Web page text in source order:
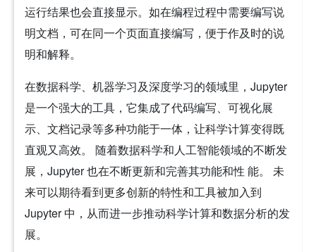
运行结果也会直接显示。如在编程过程中需要编写说
明文档，可在同一个页面直接编写，便于作及时的说
明和解释。
在数据科学、机器学习及深度学习的领域里，Jupyter
是一个强大的工具，它集成了代码编写、可视化展
示、文档记录等多种功能于一体，让科学计算变得既
直观又高效。 随着数据科学和人工智能领域的不断发
展，Jupyter 也在不断更新和完善其功能和性 能。 未
来可以期待看到更多创新的特性和工具被加入到
Jupyter 中，从而进一步推动科学计算和数据分析的发
展。